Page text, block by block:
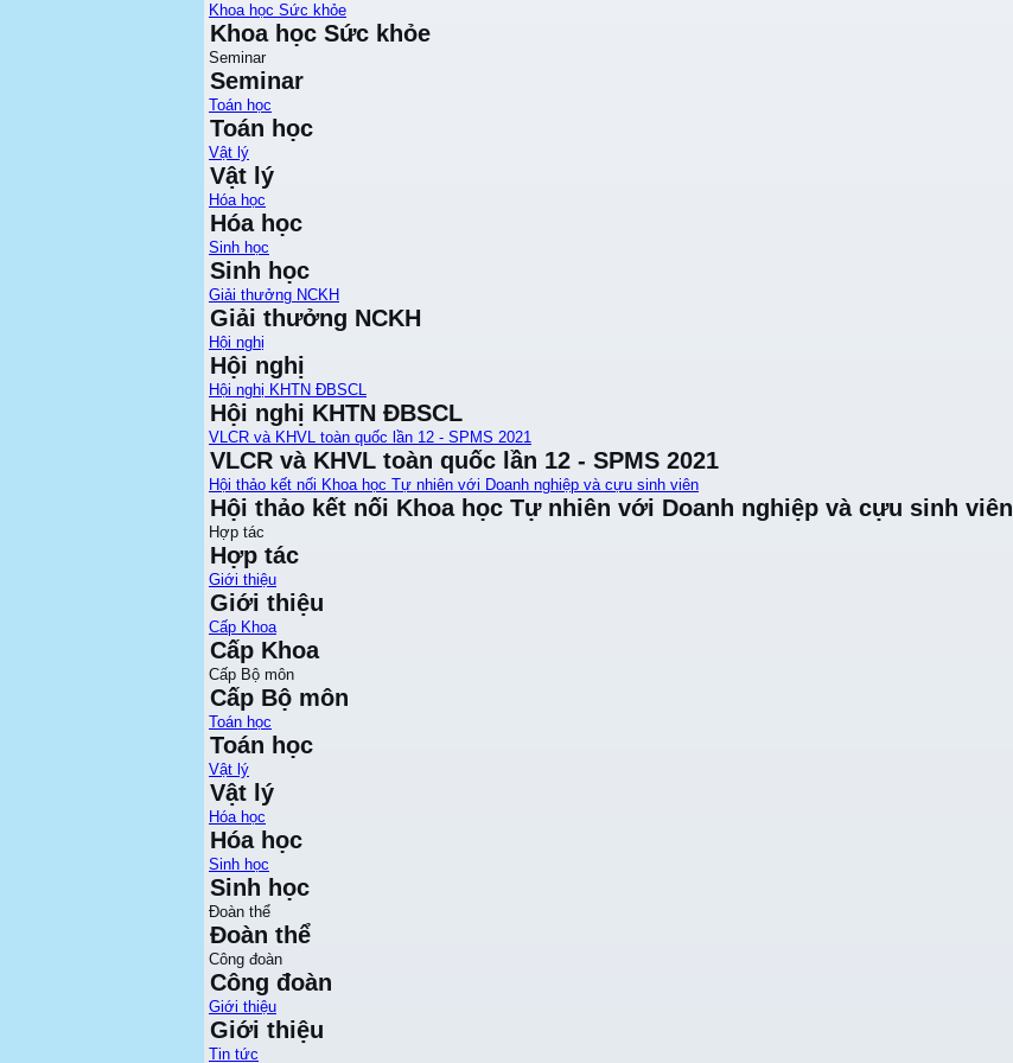
Khoa học Sức khỏe
Khoa học Sức khỏe
Seminar
Seminar
Toán học
Toán học
Vật lý
Vật lý
Hóa học
Hóa học
Sinh học
Sinh học
Giải thưởng NCKH
Giải thưởng NCKH
Hội nghị
Hội nghị
Hội nghị KHTN ĐBSCL
Hội nghị KHTN ĐBSCL
VLCR và KHVL toàn quốc lần 12 - SPMS 2021
VLCR và KHVL toàn quốc lần 12 - SPMS 2021
Hội thảo kết nối Khoa học Tự nhiên với Doanh nghiệp và cựu sinh viên
Hội thảo kết nối Khoa học Tự nhiên với Doanh nghiệp và cựu sinh viên
Hợp tác
Hợp tác
Giới thiệu
Giới thiệu
Cấp Khoa
Cấp Khoa
Cấp Bộ môn
Cấp Bộ môn
Toán học
Toán học
Vật lý
Vật lý
Hóa học
Hóa học
Sinh học
Sinh học
Đoàn thể
Đoàn thể
Công đoàn
Công đoàn
Giới thiệu
Giới thiệu
Tin tức